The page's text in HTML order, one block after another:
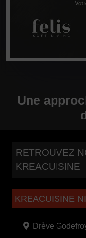
Une
RETROUVEZ
KREACUISINE
KREACUISINE
Drève